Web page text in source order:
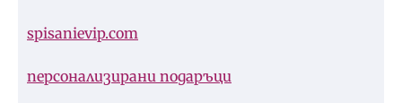
spisanievip.com
персонализирани подаръци